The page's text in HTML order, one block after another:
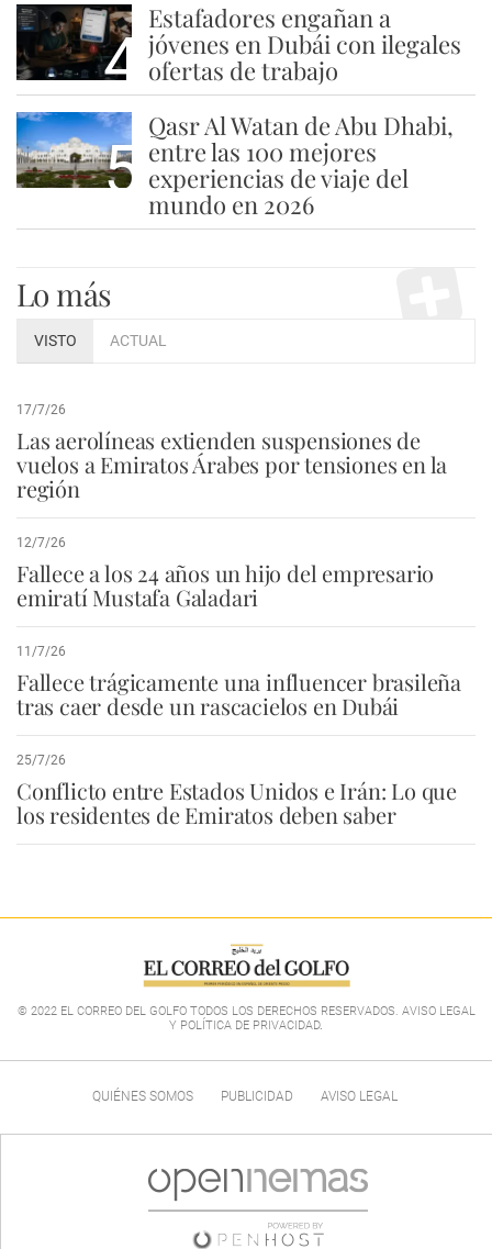
4
Estafadores engañan a
jóvenes en Dubái con ilegales
ofertas de trabajo
5
Qasr Al Watan de Abu Dhabi,
entre las 100 mejores
experiencias de viaje del
mundo en 2026
Lo más
VISTO ACTUAL
17/7/26
Las aerolíneas extienden suspensiones de
vuelos a Emiratos Árabes por tensiones en la
región
12/7/26
Fallece a los 24 años un hijo del empresario
emiratí Mustafa Galadari
11/7/26
Fallece trágicamente una influencer brasileña
tras caer desde un rascacielos en Dubái
25/7/26
Conflicto entre Estados Unidos e Irán: Lo que
los residentes de Emiratos deben saber
© 2022 EL CORREO DEL GOLFO TODOS LOS DERECHOS RESERVADOS. AVISO LEGAL
Y POLÍTICA DE PRIVACIDAD.
QUIÉNES SOMOS PUBLICIDAD AVISO LEGAL